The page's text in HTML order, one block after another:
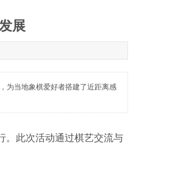
展
为当地象棋爱好者搭建了近距离感
。此次活动通过棋艺交流与